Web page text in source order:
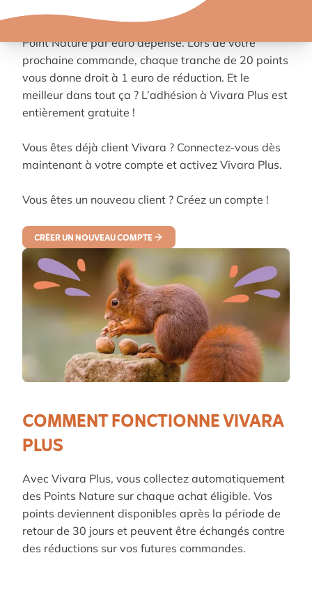
exclusifs et recevez un bonus de bienvenue lorsque
vous créez un nouveau compte. Vous recevez 1
Point Nature par euro dépensé. Lors de votre
prochaine commande, chaque tranche de 20 points
vous donne droit à 1 euro de réduction. Et le
meilleur dans tout ça ? L’adhésion à Vivara Plus est
entièrement gratuite !
Vous êtes déjà client Vivara ? Connectez-vous dès
maintenant à votre compte et activez Vivara Plus.
Vous êtes un nouveau client ? Créez un compte !
CRÉER UN NOUVEAU COMPTE
COMMENT FONCTIONNE VIVARA
PLUS
Avec Vivara Plus, vous collectez automatiquement
des Points Nature sur chaque achat éligible. Vos
points deviennent disponibles après la période de
retour de 30 jours et peuvent être échangés contre
des réductions sur vos futures commandes.